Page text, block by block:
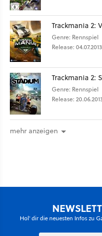
Trackmania 2:
Genre: Rennspiel
Release:
Trackmania 2:
Genre: Rennspiel
Release:
mehr anzeigen
Hol' dir die neuesten Infos zu